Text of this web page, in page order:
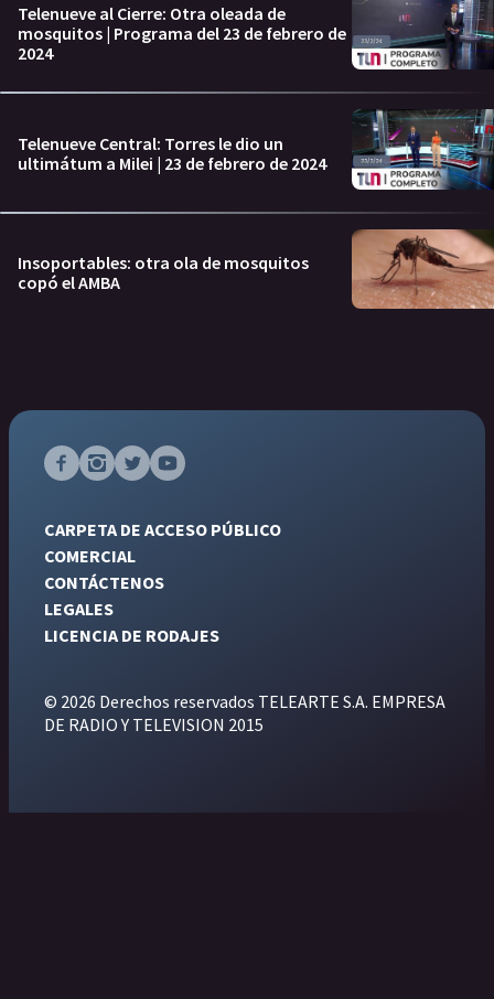
Telenueve al Cierre: Otra oleada de
mosquitos | Programa del 23 de febrero de
2024
Telenueve Central: Torres le dio un
ultimátum a Milei | 23 de febrero de 2024
Insoportables: otra ola de mosquitos
copó el AMBA
CARPETA DE ACCESO PÚBLICO
COMERCIAL
CONTÁCTENOS
LEGALES
LICENCIA DE RODAJES
© 2026 Derechos reservados TELEARTE S.A. EMPRESA
DE RADIO Y TELEVISION 2015